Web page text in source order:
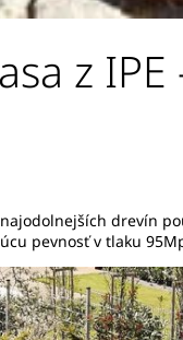
z
drevín
pevnosť v tlaku